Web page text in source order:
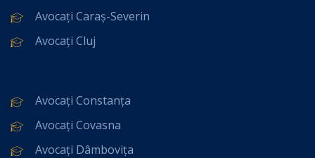
Avocați Caraș-Severin
Avocați Cluj
Avocați Constanța
Avocați Covasna
Avocați Dâmbovița